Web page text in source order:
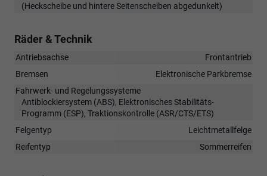
(Heckscheibe und hintere Seitenscheiben abgedunkelt)
Räder & Technik
Antriebsachse
Frontantrieb
Bremsen
Elektronische Parkbremse
Fahrwerk- und Regelungssysteme
Antiblockiersystem (ABS), Elektronisches Stabilitäts-
Programm (ESP), Traktionskontrolle (ASR/CTS/ETS)
Felgentyp
Leichtmetallfelge
Reifentyp
Sommerreifen